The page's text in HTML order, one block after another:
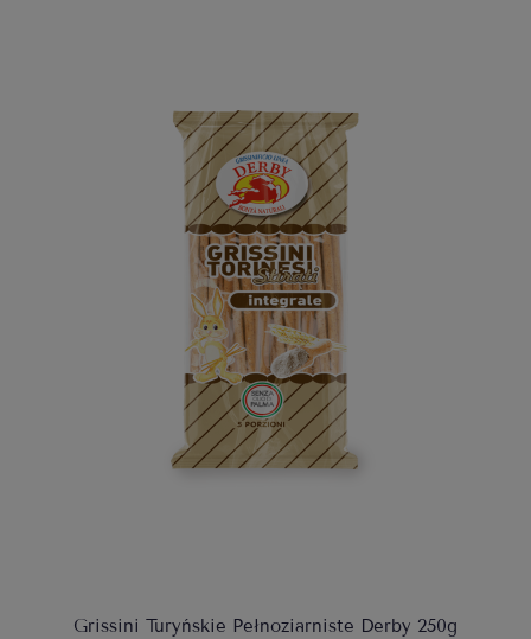
Grissini Turyńskie Pełnoziarniste Derby 250g